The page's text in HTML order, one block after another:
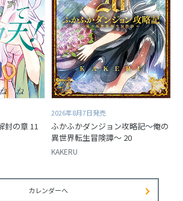
封の章 11
2026年8月7日発売
ふかふかダンジョン攻略記～俺の
異世界転生冒険譚～ 20
KAKERU
カレンダーへ